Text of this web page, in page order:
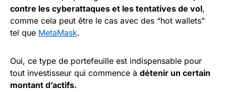
contre les cyberattaques et les tentatives de vol,
comme cela peut être le cas avec des “hot wallets”
tel que MetaMask.
Oui, ce type de portefeuille est indispensable pour
tout investisseur qui commence à détenir un certain
montant d’actifs.